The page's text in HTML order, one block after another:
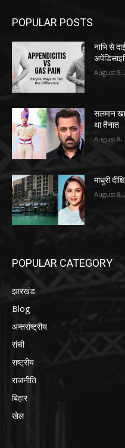
POPULAR POSTS
नाभि से
August 8,
सलमान
था तैनात
August 8,
माधुरी
August 8,
POPULAR CATEGORY
झारखंड
Blog
अन्तर्राष्ट्रीय
रांची
राष्ट्रीय
राजनीति
बिहार
खेल